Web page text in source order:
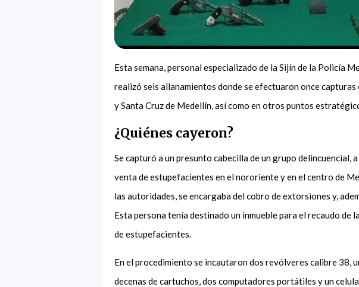
Esta semana, personal especializado de la Sijín de la Policía
realizó seis allanamientos donde se efectuaron once
y Santa Cruz de Medellín, así como en otros puntos
¿Quiénes cayeron?
Se capturó a un presunto cabecilla de un grupo delincuencial,
venta de estupefacientes en el nororiente y en el centro de
las autoridades, se encargaba del cobro de extorsiones y,
Esta persona tenía destinado un inmueble para el recaudo
de estupefacientes.
En el procedimiento se incautaron dos revólveres calibre 38,
decenas de cartuchos, dos computadores portátiles y un